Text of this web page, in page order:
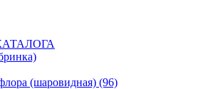
(шаровидная) (96)